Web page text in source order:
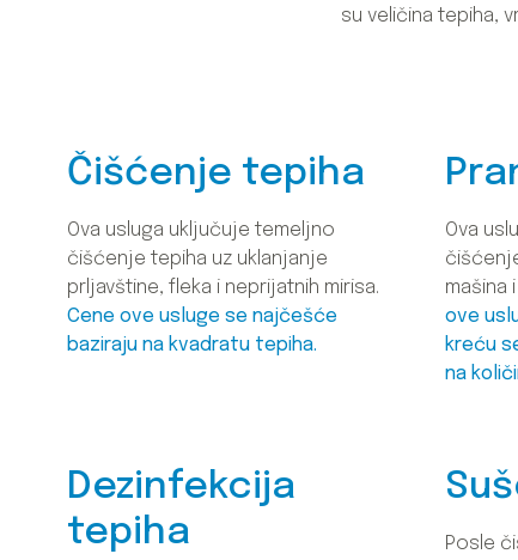
su veličina tepiha,
Čišćenje tepiha
Ova usluga uključuje temeljno
čišćenje tepiha uz uklanjanje
prljavštine, fleka i neprijatnih mirisa.
Cene ove usluge se najčešće
baziraju na kvadratu tepiha.
Ova
mašina
ove
kreću
na
Dezinfekcija
tepiha
Posle